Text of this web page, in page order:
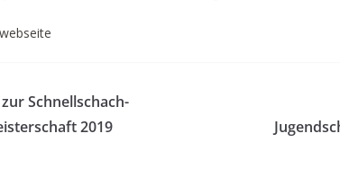
Schnellschach-
2019